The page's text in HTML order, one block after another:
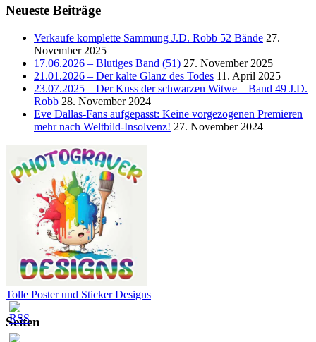
Neueste Beiträge
Verkaufe komplette Sammung J.D. Robb 52 Bände 27.
November 2025
17.06.2026 – Blutiges Band (51) 27. November 2025
21.01.2026 – Der kalte Glanz des Todes 11. April 2025
23.07.2025 – Der Kuss der schwarzen Witwe – Band 49 J.D.
Robb 28. November 2024
Eve Dallas-Fans aufgepasst: Keine vorgezogenen Premieren
mehr nach Weltbild-Insolvenz! 27. November 2024
Tolle Poster und Sticker Designs
Seiten